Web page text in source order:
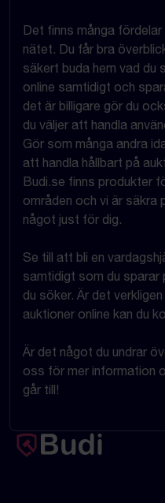
Det finns många
nätet. Du får bra
säkert buda hem vad du
online samtidigt och
det är billigare gör du
du väljer att handla
Gör som många andra
att handla hållbart på
Budi.se finns produkter
områden och vi är säkra
något just för dig.
Se till att bli en
samtidigt som du sparar
du söker. Är det
auktioner online kan du
Är det något du undrar
oss för mer information
går till!